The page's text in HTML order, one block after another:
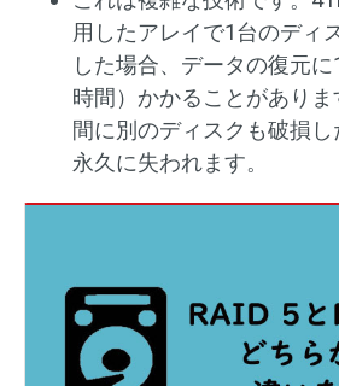
用したアレイで1台のディ
した場合、データの復元
時間）かかることがあり
間に別のディスクも破損
永久に失われます。